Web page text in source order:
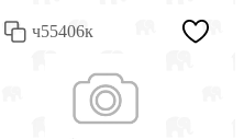
ч55406к